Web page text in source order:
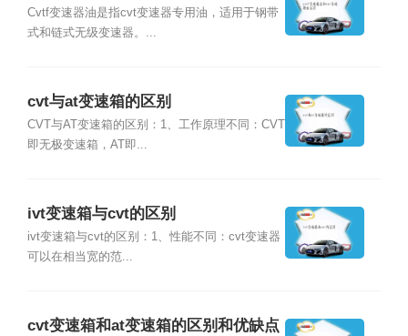
Cvtf变速器油是指cvt变速器专用油，适用于钢带
式和链式无级变速器。...
cvt与at变速箱的区别
CVT与AT变速箱的区别：1、工作原理不同：CVT
即无极变速箱，AT即...
ivt变速箱与cvt的区别
ivt变速箱与cvt的区别：1、性能不同：cvt变速器
可以在相当宽的范...
cvt变速箱和at变速箱的区别和优缺点